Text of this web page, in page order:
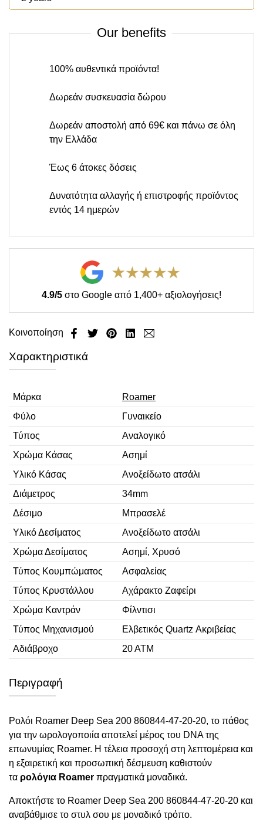
Our benefits
100% αυθεντικά προϊόντα!
Δωρεάν συσκευασία δώρου
Δωρεάν αποστολή από 69€ και πάνω σε όλη
την Ελλάδα
Έως 6 άτοκες δόσεις
Δυνατότητα αλλαγής ή επιστροφής προϊόντος
εντός 14 ημερών
4.9/5 στο Google από 1,400+ αξιολογήσεις!
Κοινοποίηση
Χαρακτηριστικά
Μάρκα
Roamer
Φύλο
Γυναικείο
Τύπος
Αναλογικό
Χρώμα Κάσας
Ασημί
Υλικό Κάσας
Ανοξείδωτο ατσάλι
Διάμετρος
34mm
Δέσιμο
Μπρασελέ
Υλικό Δεσίματος
Ανοξείδωτο ατσάλι
Χρώμα Δεσίματος
Ασημί, Χρυσό
Τύπος Κουμπώματος
Ασφαλείας
Τύπος Κρυστάλλου
Αχάρακτο Ζαφείρι
Χρώμα Καντράν
Φίλντισι
Τύπος Μηχανισμού
Ελβετικός Quartz Ακριβείας
Αδιάβροχο
20 ΑΤΜ
Περιγραφή
Ρολόι Roamer Deep Sea 200 860844-47-20-20, το πάθος
για την ωρολογοποιία αποτελεί μέρος του DNA της
επωνυμίας Roamer. Η τέλεια προσοχή στη λεπτομέρεια και
η εξαιρετική και προσωπική δέσμευση καθιστούν
τα ρολόγια Roamer πραγματικά μοναδικά.
Aπoκτήστε το Roamer Deep Sea 200 860844-47-20-20 και
αναβάθμισε το στυλ σου με μοναδικό τρόπο.